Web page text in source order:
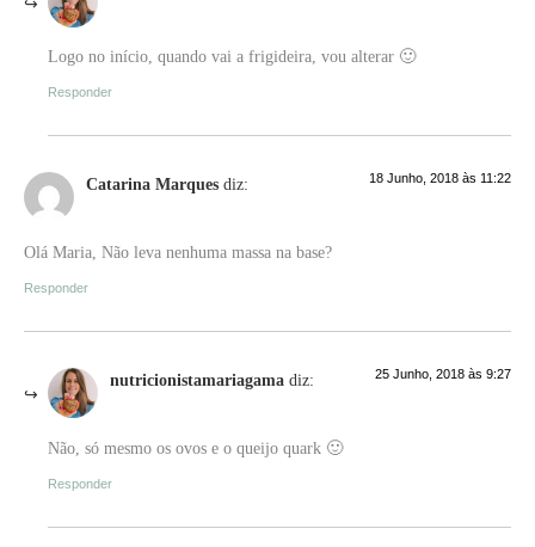
Logo no início, quando vai a frigideira, vou alterar 🙂
Responder
Catarina Marques diz: 18 Junho, 2018 às 11:22
Olá Maria, Não leva nenhuma massa na base?
Responder
nutricionistamariagama diz: 25 Junho, 2018 às 9:27
Não, só mesmo os ovos e o queijo quark 🙂
Responder